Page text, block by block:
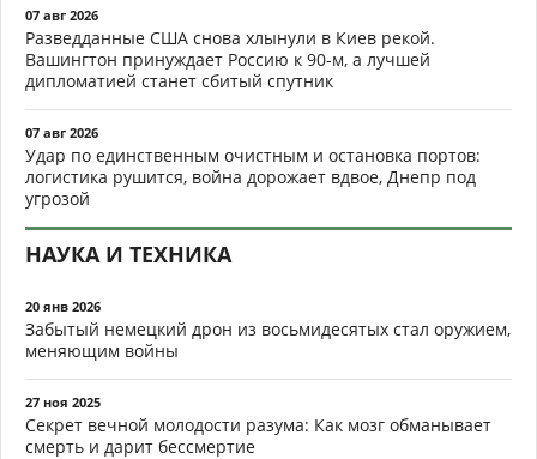
07 авг 2026
Разведданные США снова хлынули в Киев рекой.
Вашингтон принуждает Россию к 90-м, а лучшей
дипломатией станет сбитый спутник
07 авг 2026
Удар по единственным очистным и остановка портов:
логистика рушится, война дорожает вдвое, Днепр под
угрозой
НАУКА И ТЕХНИКА
20 янв 2026
Забытый немецкий дрон из восьмидесятых стал оружием,
меняющим войны
27 ноя 2025
Секрет вечной молодости разума: Как мозг обманывает
смерть и дарит бессмертие